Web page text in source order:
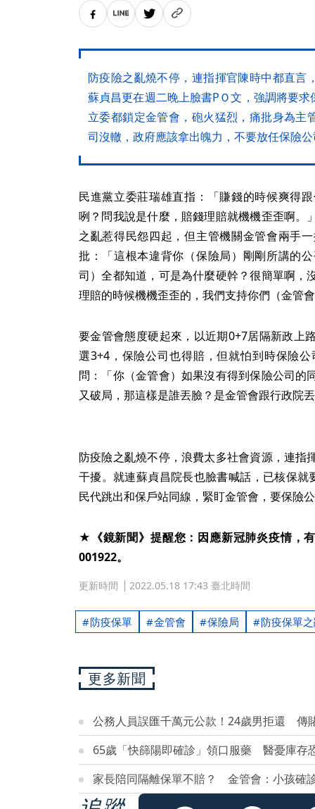
防疫險之亂燒不停，連指揮官陳時中都直言
蘇貞昌更在週二晚上臉書PＯ文，強調將要
立委都鎖定金管會，砲火猛烈，痛批身為主
司沒轍，政府應該拿出魄力，不要放任保險
民進黨立委莊瑞雄直指：「賺錢的時候爽得
咧？問我說是什麼，賠錢理賠就機機歪歪啊。
之亂惹得民怨四起，但主管機關金管會兩手
批：「這根本違背你（保險局）剛剛所講的
司）全都知道，可是為什麼硬幹？很簡單啊，
理賠的時候機機歪歪的，我們支持你們（金管
要金管會態度硬起來，以近期0+7居隔新政上
選3+4，保險公司也得賠，但就怕到時保險
問：「你（金管會）如果沒有得到保險公司的
又破局，那這樣是誰丟臉？是金管會跟行政院
防疫險之亂燒不停，浪費太多社會資源，連指
干擾。就連蘇貞昌院長也臉書喊話，已核保
民代跳出和保戶站同線，緊盯金管會，要保險
★《鏡新聞》提醒您：因應新冠肺炎疫情，
001922。
更新時間 2022.05.18 17:43 臺北時間
防疫保單 金管會 保險局 防疫保單
更多新聞
公務人員誤匯千萬元公款！24歲男拒還 傳
65歲「快篩陽即確診」領口服藥 醫憂庫存
家長陪同隔離保單不賠？ 金管會：小孩確